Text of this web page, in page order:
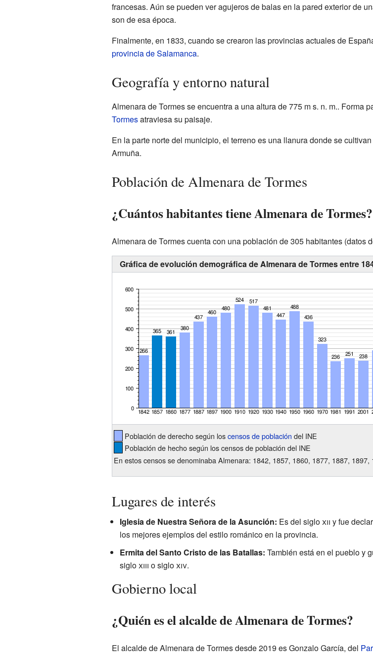
francesas. Aún se pueden ver agujeros de balas en la pared exterior de
son de esa época.
Finalmente, en 1833, cuando se crearon las provincias actuales de
provincia de Salamanca.
Geografía y entorno natural
Almenara de Tormes se encuentra a una altura de 775 m s. n. m.. Forma
Tormesatraviesa su paisaje.
En la parte norte del municipio, el terreno es una llanura donde se
Armuña.
Población de Almenara de Tormes
¿Cuántos habitantes tiene Almenara de Tormes?
Almenara de Tormes cuenta con una población de 305 habitantes (datos
Gráfica de evolución demográfica de Almenara de Tormes entre
Población de derecho según loscensos de población del INE
Población de hecho según los censos de población del INE
En estos censos se denominaba Almenara: 1842, 1857, 1860, 1877, 1887, 1897,
Lugares de interés
Iglesia de Nuestra Señora de la Asunción: Es del sigloxii y fue
los mejores ejemplos del estilo románico en la provincia.
Ermita del Santo Cristo de las Batallas: También está en el pueblo y
sigloxiii o sigloxiv.
Gobierno local
¿Quién es el alcalde de Almenara de Tormes?
El alcalde de Almenara de Tormes desde 2019 es Gonzalo García, del